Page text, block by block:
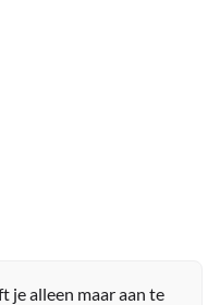
je alleen maar aan te